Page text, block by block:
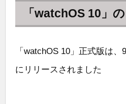
「watchOS 10」
「watchOS 10」正式版は、
にリリースされました